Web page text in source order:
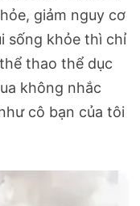
giảm nguy cơ
sống khỏe thì chỉ
thao thể dục
không nhắc
cô bạn của tôi